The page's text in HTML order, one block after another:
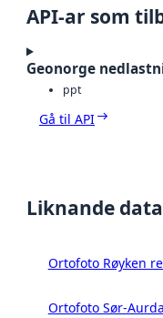
API-ar som
Geonorge
ppt
Gå til API
Liknande
Ortofoto Røyken
Ortofoto Sør-